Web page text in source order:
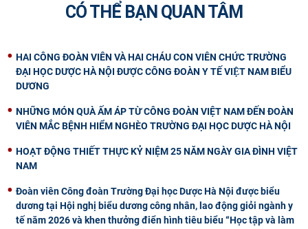
CÓ THỂ BẠN QUAN TÂM
HAI CÔNG ĐOÀN VIÊN VÀ HAI CHÁU CON VIÊN CHỨC TRƯỜNG
ĐẠI HỌC DƯỢC HÀ NỘI ĐƯỢC CÔNG ĐOÀN Y TẾ VIỆT NAM BIỂU
DƯƠNG
NHỮNG MÓN QUÀ ẤM ÁP TỪ CÔNG ĐOÀN VIỆT NAM ĐẾN ĐOÀN
VIÊN MẮC BỆNH HIỂM NGHÈO TRƯỜNG ĐẠI HỌC DƯỢC HÀ NỘI
HOẠT ĐỘNG THIẾT THỰC KỶ NIỆM 25 NĂM NGÀY GIA ĐÌNH VIỆT
NAM
Đoàn viên Công đoàn Trường Đại học Dược Hà Nội được biểu
dương tại Hội nghị biểu dương công nhân, lao động giỏi ngành y
tế năm 2026 và khen thưởng điển hình tiêu biểu “Học tập và làm